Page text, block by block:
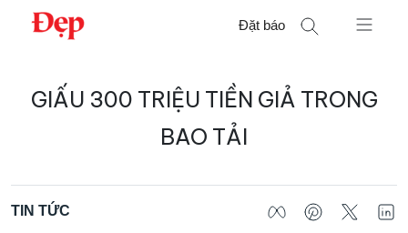
Chuyển
Đặt báo
kiếm
GIẤU 300 TRIỆU TIỀN GIẢ TRONG
BAO TẢI
TIN TỨC